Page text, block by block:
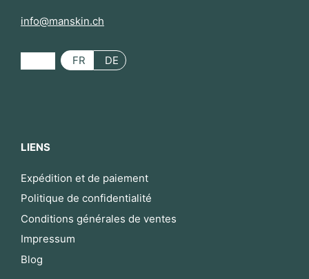
info@manskin.ch
FR DE
LIENS
Expédition et de paiement
Politique de confidentialité
Conditions générales de ventes
Impressum
Blog